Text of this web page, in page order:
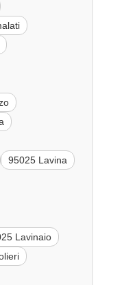
95025 Lavina
Lavinaio